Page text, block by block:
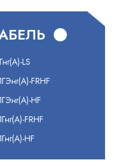
LS
FRHF
HF
FRHF
HF